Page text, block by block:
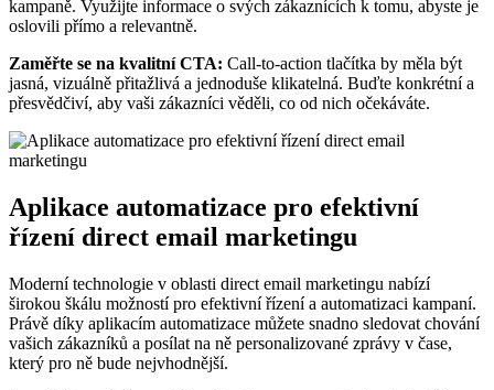
kampaně. Využijte informace o svých zákaznících k tomu, abyste je
oslovili přímo a relevantně.
Zaměřte se na kvalitní CTA: Call-to-action tlačítka by měla být
jasná, vizuálně přitažlivá a jednoduše klikatelná. Buďte konkrétní a
přesvědčiví, aby vaši zákazníci věděli, co od nich očekáváte.
Aplikace automatizace pro efektivní
řízení direct email marketingu
Moderní technologie v oblasti direct email marketingu nabízí
širokou škálu možností pro efektivní řízení a automatizaci kampaní.
Právě díky aplikacím automatizace můžete snadno sledovat chování
vašich zákazníků a posílat na ně personalizované zprávy v čase,
který pro ně bude nejvhodnější.